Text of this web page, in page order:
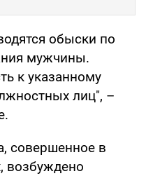
обыски по
мужчины.
к указанному
лиц", –
совершенное в
возбуждено